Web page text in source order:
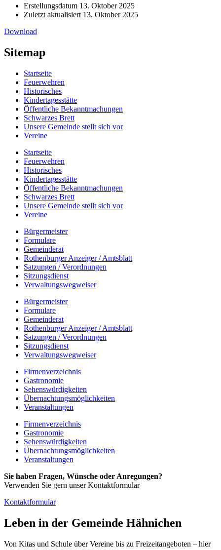
Erstellungsdatum 13. Oktober 2025
Zuletzt aktualisiert 13. Oktober 2025
Download
Sitemap
Startseite
Feuerwehren
Historisches
Kindertagesstätte
Öffentliche Bekanntmachungen
Schwarzes Brett
Unsere Gemeinde stellt sich vor
Vereine
Startseite
Feuerwehren
Historisches
Kindertagesstätte
Öffentliche Bekanntmachungen
Schwarzes Brett
Unsere Gemeinde stellt sich vor
Vereine
Bürgermeister
Formulare
Gemeinderat
Rothenburger Anzeiger / Amtsblatt
Satzungen / Verordnungen
Sitzungsdienst
Verwaltungswegweiser
Bürgermeister
Formulare
Gemeinderat
Rothenburger Anzeiger / Amtsblatt
Satzungen / Verordnungen
Sitzungsdienst
Verwaltungswegweiser
Firmenverzeichnis
Gastronomie
Sehenswürdigkeiten
Übernachtungsmöglichkeiten
Veranstaltungen
Firmenverzeichnis
Gastronomie
Sehenswürdigkeiten
Übernachtungsmöglichkeiten
Veranstaltungen
Sie haben Fragen, Wünsche oder Anregungen?
Verwenden Sie gern unser Kontaktformular
Kontaktformular
Leben in der Gemeinde Hähnichen
Von Kitas und Schule über Vereine bis zu Freizeitangeboten – hier